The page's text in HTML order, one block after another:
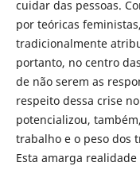
cuidar das pessoas.
por teóricas
tradicionalmente
portanto, no centro
de não serem as
respeito dessa crise
potencializou,
trabalho e o peso dos
Esta amarga